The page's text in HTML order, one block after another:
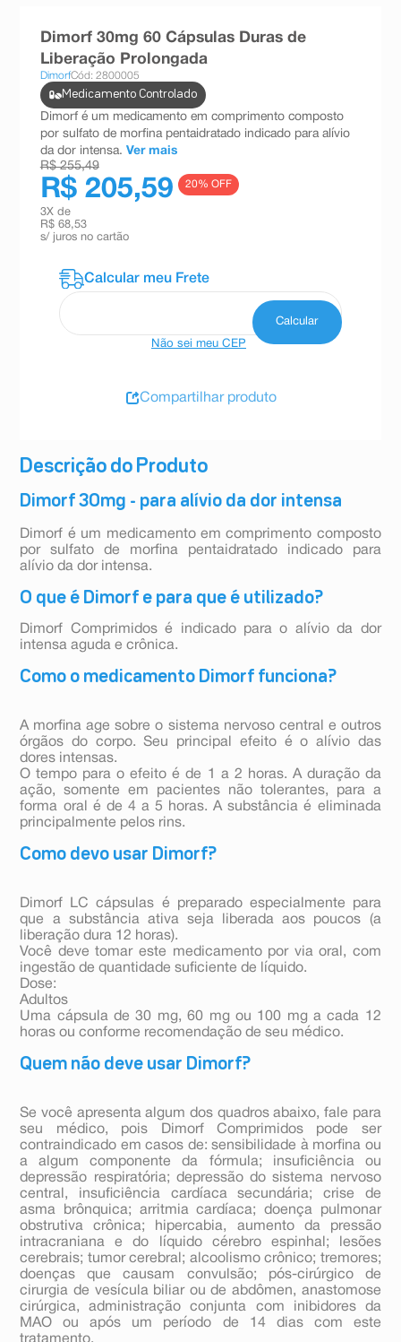
Descrição do Produto
Dimorf 30mg - para alívio da dor intensa
Dimorf é um medicamento em comprimento composto
por sulfato de morfina pentaidratado indicado para
alívio da dor intensa.
O que é Dimorf e para que é utilizado?
Dimorf Comprimidos é indicado para o alívio da dor
intensa aguda e crônica.
Como o medicamento Dimorf funciona?
A morfina age sobre o sistema nervoso central e outros
órgãos do corpo. Seu principal efeito é o alívio das
dores intensas.
O tempo para o efeito é de 1 a 2 horas. A duração da
ação, somente em pacientes não tolerantes, para a
forma oral é de 4 a 5 horas. A substância é eliminada
principalmente pelos rins.
Como devo usar Dimorf?
Dimorf LC cápsulas é preparado especialmente para
que a substância ativa seja liberada aos poucos (a
liberação dura 12 horas).
Você deve tomar este medicamento por via oral, com
ingestão de quantidade suficiente de líquido.
Dose:
Adultos
Uma cápsula de 30 mg, 60 mg ou 100 mg a cada 12
horas ou conforme recomendação de seu médico.
Quem não deve usar Dimorf?
Se você apresenta algum dos quadros abaixo, fale para
seu médico, pois Dimorf Comprimidos pode ser
contraindicado em casos de: sensibilidade à morfina ou
a algum componente da fórmula; insuficiência ou
depressão respiratória; depressão do sistema nervoso
central, insuficiência cardíaca secundária; crise de
asma brônquica; arritmia cardíaca; doença pulmonar
obstrutiva crônica; hipercabia, aumento da pressão
intracraniana e do líquido cérebro espinhal; lesões
cerebrais; tumor cerebral; alcoolismo crônico; tremores;
doenças que causam convulsão; pós-cirúrgico de
cirurgia de vesícula biliar ou de abdômen, anastomose
cirúrgica, administração conjunta com inibidores da
MAO ou após um período de 14 dias com este
Dimorf 30mg 60 Cápsulas Duras de
Liberação Prolongada
DimorfCód: 2800005
Medicamento Controlado
Dimorf é um medicamento em comprimento composto
por sulfato de morfina pentaidratado indicado para alívio
da dor intensa. Ver mais
R$ 255,49
R$ 205,59 20% OFF
3X de
R$ 68,53
s/ juros no cartão
Não sei meu CEP
Compartilhar produto
absorvente
10ºshampoo